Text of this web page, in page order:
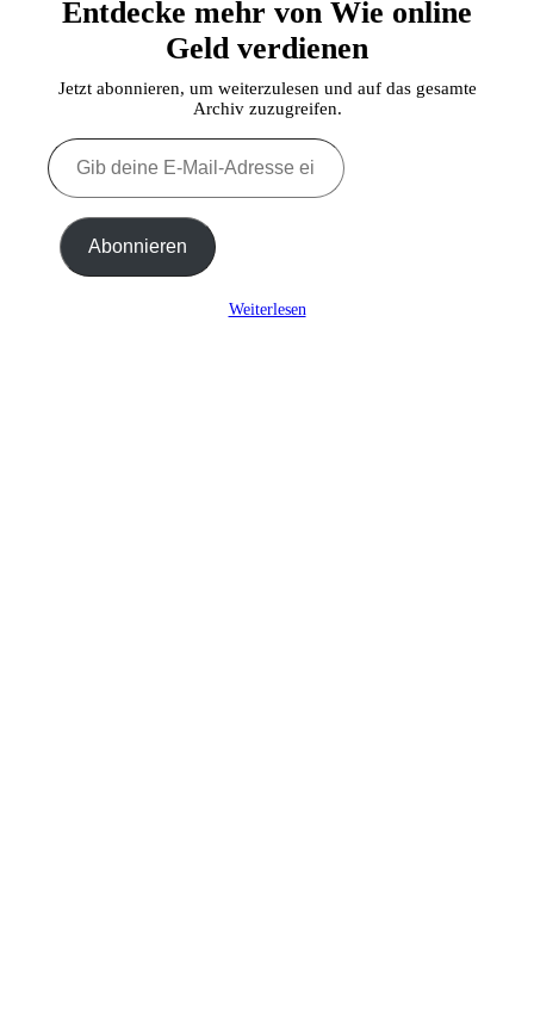
Entdecke mehr von Wie online
Geld verdienen
Jetzt abonnieren, um weiterzulesen und auf das gesamte
Archiv zuzugreifen.
Gib
deine
E-
Adresse
ein ... Abonnieren
Weiterlesen